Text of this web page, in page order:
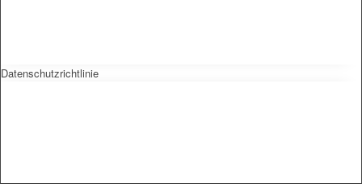
Datenschutzrichtlinie